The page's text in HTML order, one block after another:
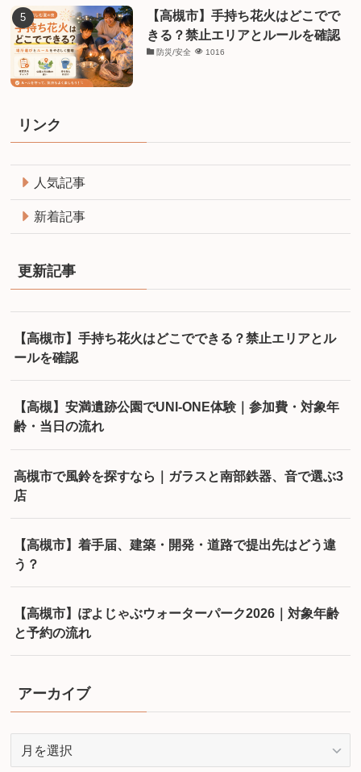
【高槻市】手持ち花火はどこでで
きる？禁止エリアとルールを確認
防災/安全 1016
リンク
人気記事
新着記事
更新記事
【高槻市】手持ち花火はどこでできる？禁止エリアとル
ールを確認
【高槻】安満遺跡公園でUNI-ONE体験｜参加費・対象年
齢・当日の流れ
高槻市で風鈴を探すなら｜ガラスと南部鉄器、音で選ぶ3
店
【高槻市】着手届、建築・開発・道路で提出先はどう違
う？
【高槻市】ぽよじゃぶウォーターパーク2026｜対象年齢
と予約の流れ
アーカイブ